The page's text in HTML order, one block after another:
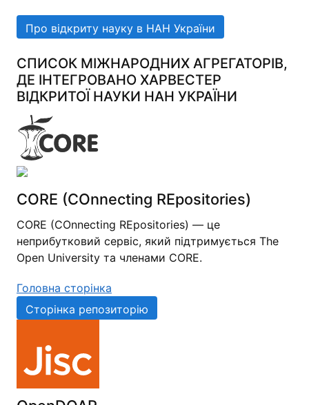
Про відкриту науку в НАН України
СПИСОК МІЖНАРОДНИХ АГРЕГАТОРІВ,
ДЕ ІНТЕГРОВАНО ХАРВЕСТЕР
ВІДКРИТОЇ НАУКИ НАН УКРАЇНИ
CORE (COnnecting REpositories)
CORE (COnnecting REpositories) — це
неприбутковий сервіс, який підтримується The
Open University та членами CORE.
Головна сторінка
Сторінка репозиторію